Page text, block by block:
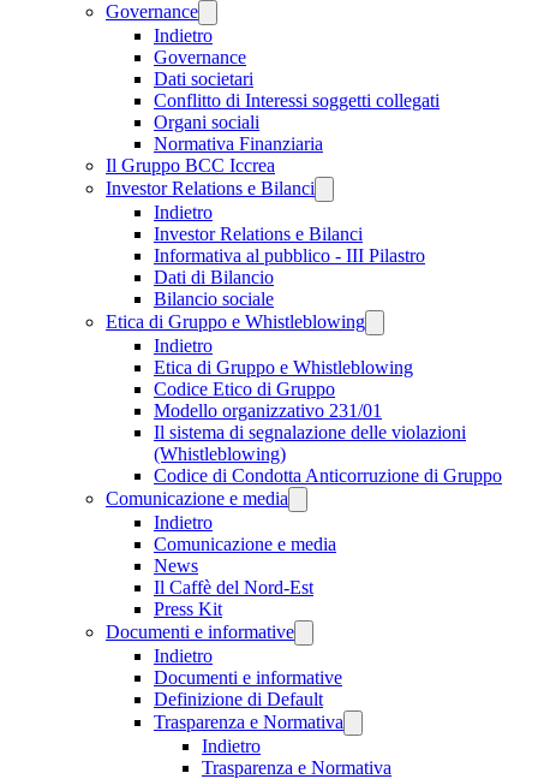
Governance
Indietro
Governance
Dati societari
Conflitto di Interessi soggetti collegati
Organi sociali
Normativa Finanziaria
Il Gruppo BCC Iccrea
Investor Relations e Bilanci
Indietro
Investor Relations e Bilanci
Informativa al pubblico - III Pilastro
Dati di Bilancio
Bilancio sociale
Etica di Gruppo e Whistleblowing
Indietro
Etica di Gruppo e Whistleblowing
Codice Etico di Gruppo
Modello organizzativo 231/01
Il sistema di segnalazione delle violazioni
(Whistleblowing)
Codice di Condotta Anticorruzione di Gruppo
Comunicazione e media
Indietro
Comunicazione e media
News
Il Caffè del Nord-Est
Press Kit
Documenti e informative
Indietro
Documenti e informative
Definizione di Default
Trasparenza e Normativa
Indietro
Trasparenza e Normativa